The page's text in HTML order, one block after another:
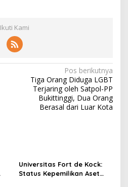
Ikuti Kami
Pos berikutnya
Tiga Orang Diduga LGBT
Terjaring oleh Satpol-PP
Bukittinggi, Dua Orang
Berasal dari Luar Kota
Universitas Fort de Kock:
Status Kepemilikan Aset